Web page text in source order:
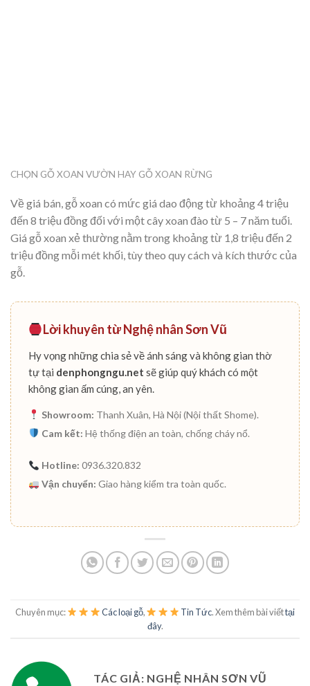
CHỌN GỖ XOAN VƯỜN HAY GỖ XOAN RỪNG
Về giá bán, gỗ xoan có mức giá dao động từ khoảng 4 triệu
đến 8 triệu đồng đối với một cây xoan đào từ 5 – 7 năm tuổi.
Giá gỗ xoan xẻ thường nằm trong khoảng từ 1,8 triệu đến 2
triệu đồng mỗi mét khối, tùy theo quy cách và kích thước của
gỗ.
Lời khuyên từ Nghệ nhân Sơn Vũ
Hy vọng những chia sẻ về ánh sáng và không gian thờ
tự tại denphongngu.net sẽ giúp quý khách có một
không gian ấm cúng, an yên.
Showroom: Thanh Xuân, Hà Nội (Nội thất Shome).
Cam kết: Hệ thống điện an toàn, chống cháy nổ.
Hotline: 0936.320.832
Vận chuyển: Giao hàng kiểm tra toàn quốc.
Chuyên mục: Các loại gỗ, Tin Tức. Xem thêm bài viếttại
đây.
TÁC GIẢ: NGHỆ NHÂN SƠN VŨ